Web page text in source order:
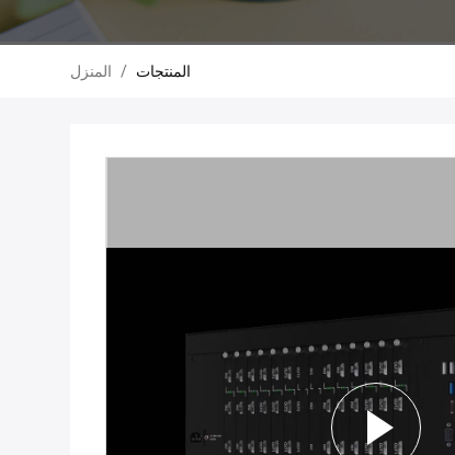
المنزل / المنتجات